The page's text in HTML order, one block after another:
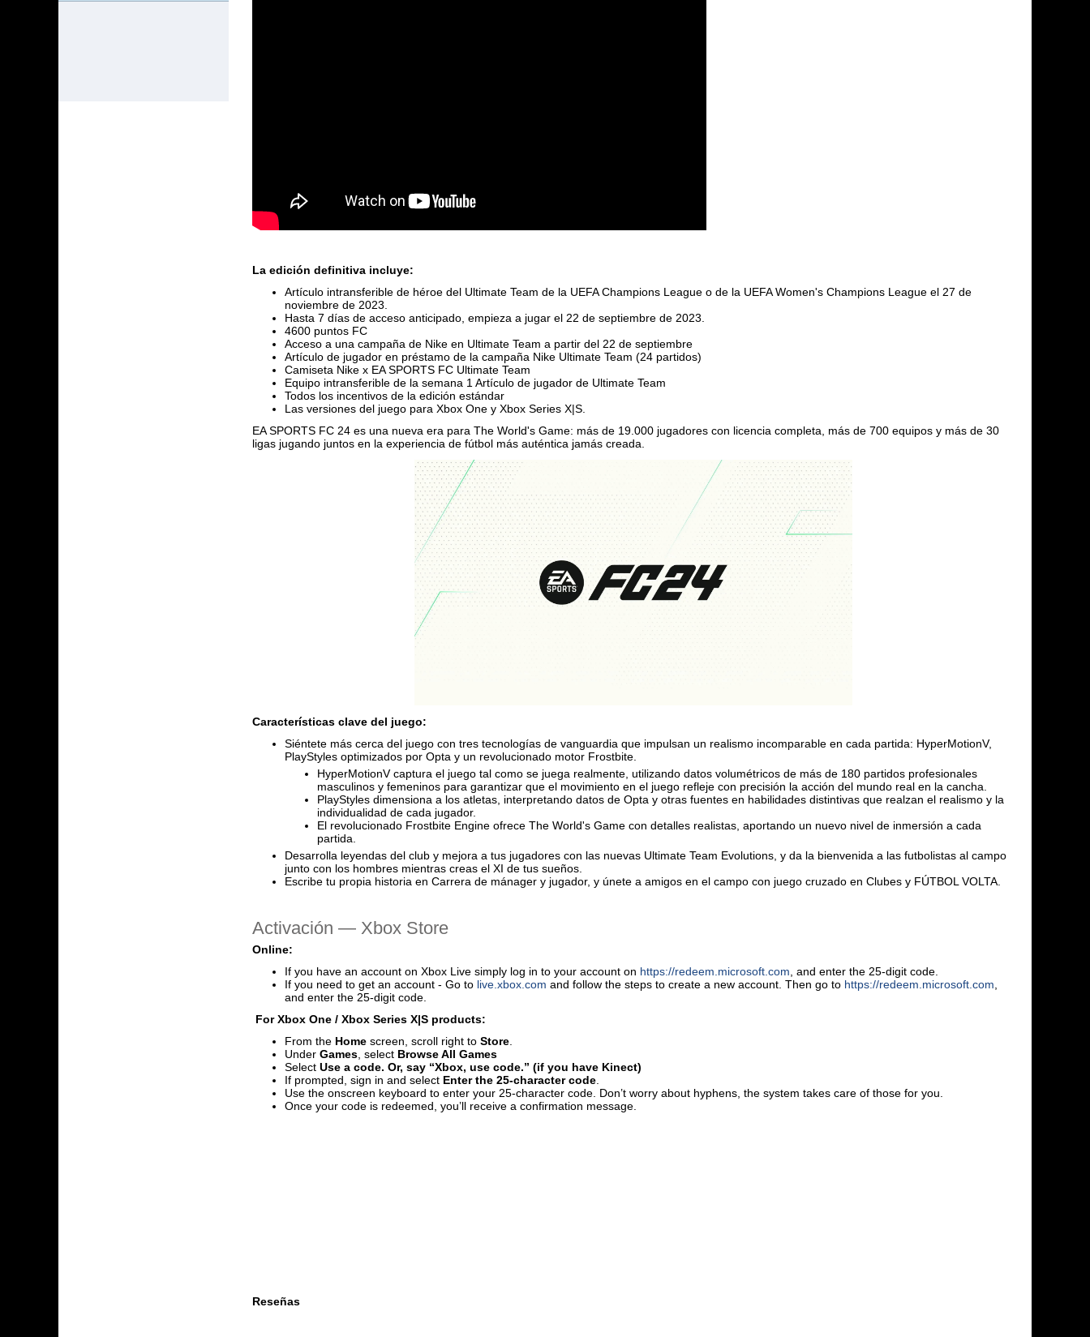
La edición definitiva incluye:
Artículo intransferible de héroe del Ultimate Team de la UEFA Champions League o de la UEFA Women's Champions League el 27 de
noviembre de 2023.
Hasta 7 días de acceso anticipado, empieza a jugar el 22 de septiembre de 2023.
4600 puntos FC
Acceso a una campaña de Nike en Ultimate Team a partir del 22 de septiembre
Artículo de jugador en préstamo de la campaña Nike Ultimate Team (24 partidos)
Camiseta Nike x EA SPORTS FC Ultimate Team
Equipo intransferible de la semana 1 Artículo de jugador de Ultimate Team
Todos los incentivos de la edición estándar
Las versiones del juego para Xbox One y Xbox Series X|S.
EA SPORTS FC 24 es una nueva era para The World's Game: más de 19.000 jugadores con licencia completa, más de 700 equipos y más de 30
ligas jugando juntos en la experiencia de fútbol más auténtica jamás creada.
Características clave del juego:
Siéntete más cerca del juego con tres tecnologías de vanguardia que impulsan un realismo incomparable en cada partida: HyperMotionV,
PlayStyles optimizados por Opta y un revolucionado motor Frostbite.
HyperMotionV captura el juego tal como se juega realmente, utilizando datos volumétricos de más de 180 partidos profesionales
masculinos y femeninos para garantizar que el movimiento en el juego refleje con precisión la acción del mundo real en la cancha.
PlayStyles dimensiona a los atletas, interpretando datos de Opta y otras fuentes en habilidades distintivas que realzan el realismo y la
individualidad de cada jugador.
El revolucionado Frostbite Engine ofrece The World's Game con detalles realistas, aportando un nuevo nivel de inmersión a cada
partida.
Desarrolla leyendas del club y mejora a tus jugadores con las nuevas Ultimate Team Evolutions, y da la bienvenida a las futbolistas al campo
junto con los hombres mientras creas el XI de tus sueños.
Escribe tu propia historia en Carrera de mánager y jugador, y únete a amigos en el campo con juego cruzado en Clubes y FÚTBOL VOLTA.
Activación — Хbox Store
Online:
If you have an account on Xbox Live simply log in to your account on https://redeem.microsoft.com, and enter the 25-digit code.
If you need to get an account - Go to live.xbox.com and follow the steps to create a new account. Then go to https://redeem.microsoft.com,
and enter the 25-digit code.
For Xbox One / Xbox Series X|S products:
From the Homescreen, scroll right toStore.
Under Games, select Browse All Games
SelectUse a code. Or, say “Xbox, use code.” (if you have Kinect)
If prompted, sign in and select Enter the 25-character code.
Use the onscreen keyboard to enter your 25-character code. Don’t worry about hyphens, the system takes care of those for you.
Once your code is redeemed, you’ll receive a confirmation message.
Reseñas